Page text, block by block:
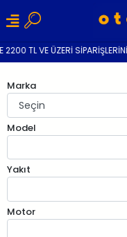
2200 TL VE ÜZERİ
Marka
Model
Yakıt
Motor